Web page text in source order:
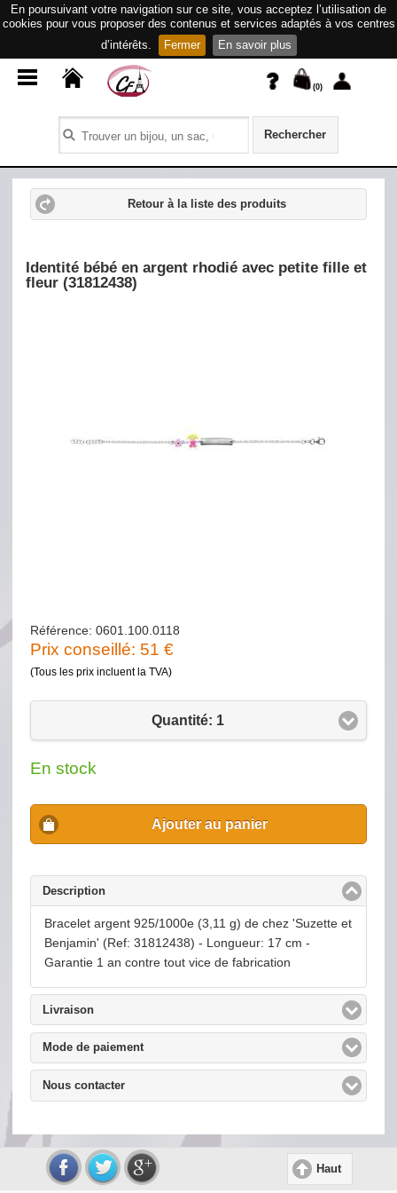
En poursuivant votre navigation sur ce site, vous acceptez l’utilisation de
cookies pour vous proposer des contenus et services adaptés à vos centres
d’intérêts.
Fermer En savoir plus
(0)
Rechercher
Retour à la liste des produits
Identité bébé en argent rhodié avec petite fille et
fleur (31812438)
Référence: 0601.100.0118
Prix conseillé: 51 €
(Tous les prix incluent la TVA)
Quantité: 1
En stock
Ajouter au panier
Descriptionclick to collapse contents
Bracelet argent 925/1000e (3,11 g) de chez 'Suzette et
Benjamin' (Ref: 31812438) - Longueur: 17 cm -
Garantie 1 an contre tout vice de fabrication
Livraisonclick to expand contents
Mode de paiementclick to expand contents
Nous contacterclick to expand contents
Haut